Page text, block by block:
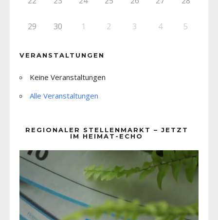
29 30 1 2 3 4 5
VERANSTALTUNGEN
Keine Veranstaltungen
Alle Veranstaltungen
REGIONALER STELLENMARKT – JETZT
IM HEIMAT-ECHO
Player